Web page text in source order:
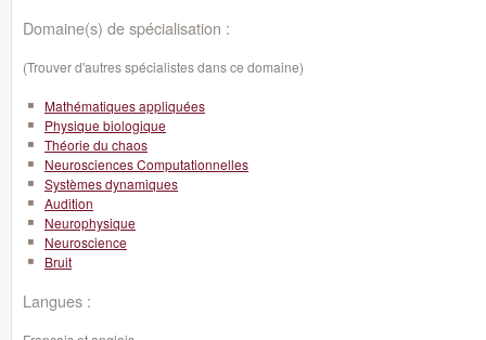
Domaine(s) de spécialisation :
(Trouver d'autres spécialistes dans ce domaine)
Mathématiques appliquées
Physique biologique
Théorie du chaos
Neurosciences Computationnelles
Systèmes dynamiques
Audition
Neurophysique
Neuroscience
Bruit
Langues :